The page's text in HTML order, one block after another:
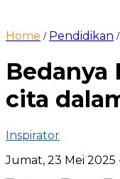
Home / Pendidikan /
Bedanya
cita
Inspirator
Jumat, 23 Mei 2025